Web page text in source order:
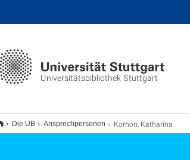
Universitätsbibliothek Stuttgart
Die UB Ansprechpersonen Korhon, Katharina